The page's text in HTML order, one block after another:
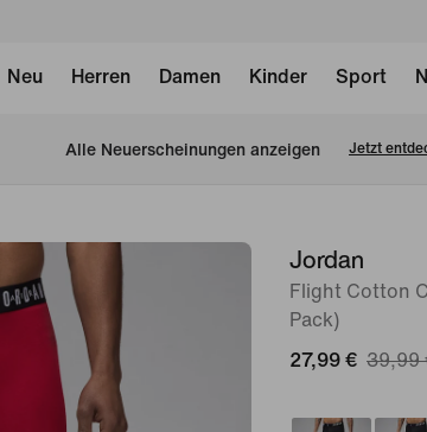
Neu Herren Damen Kinder Sport
Alle Neuerscheinungen anzeigen Jetzt
Bild 1Jordan
Flight Cotton
Pack)
27,99 € 39,99